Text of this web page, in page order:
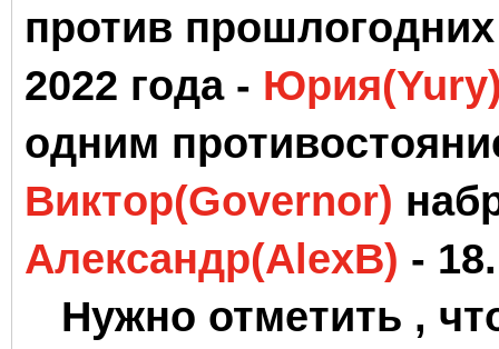
против
2022 года -
одним
Виктор(Governor)
Александр(AlexB) - 18.
Нужно отметить ,